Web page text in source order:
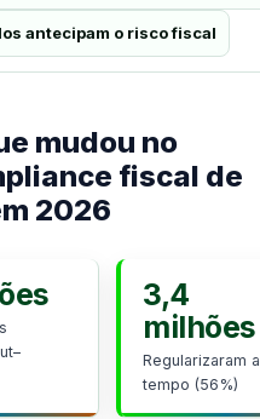
antecipam o risco fiscal
mudou no
fiscal de
2026
3,4
milhões
Regularizaram a
tempo (56%)